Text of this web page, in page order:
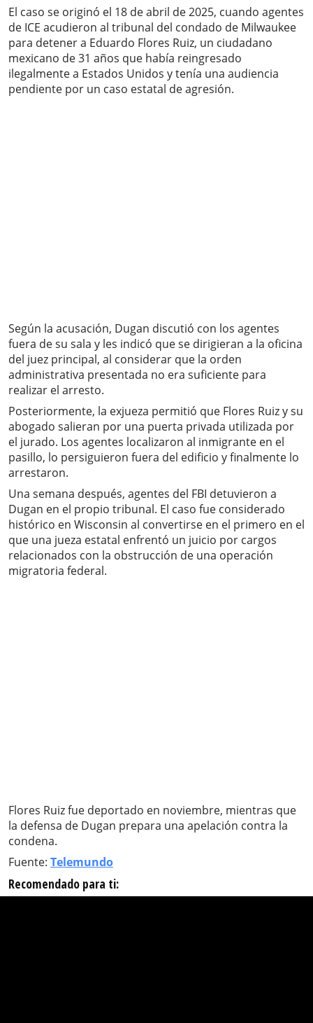
El caso se originó el 18 de abril de 2025, cuando agentes
de ICE acudieron al tribunal del condado de Milwaukee
para detener a Eduardo Flores Ruiz, un ciudadano
mexicano de 31 años que había reingresado
ilegalmente a Estados Unidos y tenía una audiencia
pendiente por un caso estatal de agresión.
Según la acusación, Dugan discutió con los agentes
fuera de su sala y les indicó que se dirigieran a la oficina
del juez principal, al considerar que la orden
administrativa presentada no era suficiente para
realizar el arresto.
Posteriormente, la exjueza permitió que Flores Ruiz y su
abogado salieran por una puerta privada utilizada por
el jurado. Los agentes localizaron al inmigrante en el
pasillo, lo persiguieron fuera del edificio y finalmente lo
arrestaron.
Una semana después, agentes del FBI detuvieron a
Dugan en el propio tribunal. El caso fue considerado
histórico en Wisconsin al convertirse en el primero en el
que una jueza estatal enfrentó un juicio por cargos
relacionados con la obstrucción de una operación
migratoria federal.
Flores Ruiz fue deportado en noviembre, mientras que
la defensa de Dugan prepara una apelación contra la
condena.
Fuente: Telemundo
Recomendado para ti: